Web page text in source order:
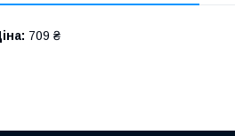
709 ₴